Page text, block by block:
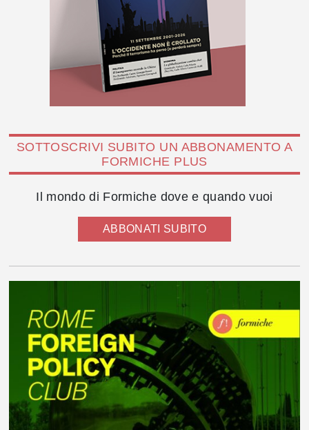
SOTTOSCRIVI SUBITO UN ABBONAMENTO A
FORMICHE PLUS
Il mondo di Formiche dove e quando vuoi
ABBONATI SUBITO